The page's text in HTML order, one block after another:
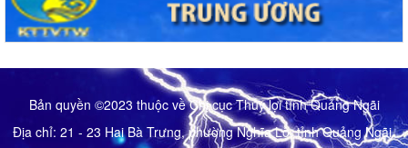
Bản quyền ©2023 thuộc về Chị cục Thủy lợi tỉnh Quảng Ngãi
Địa chỉ: 21 - 23 Hai Bà Trưng, phường Nghĩa Lộ, tỉnh Quảng Ngãi.